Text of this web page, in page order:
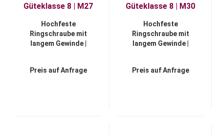
Hochfeste
Ringschraube mit
langem Gewinde |
Preis auf Anfrage
Hochfeste
Ringschraube mit
langem Gewinde |
Preis auf Anfrage